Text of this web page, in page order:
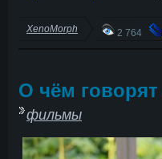
XenoMorph 2 764
О чём
фильмы